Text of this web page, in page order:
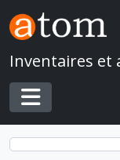
Skip to main content
Inventaires et
Toggle